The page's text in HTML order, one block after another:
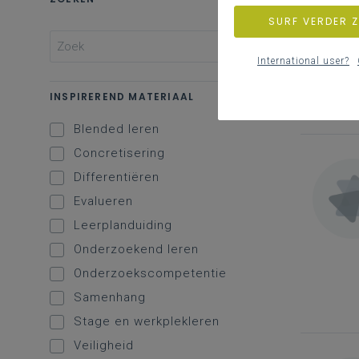
INSPIREREND MATERIAAL
Blended leren
Concretisering
Differentiëren
Evalueren
Leerplanduiding
Onderzoekend leren
Onderzoekscompetentie
Samenhang
Stage en werkplekleren
Veiligheid
SURF VERDER
International user?